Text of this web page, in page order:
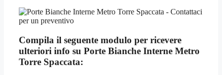
Compila il seguente modulo per ricevere
ulteriori info su Porte Bianche Interne Metro
Torre Spaccata: